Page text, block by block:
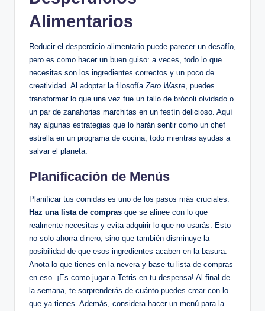
Alimentarios
Reducir el desperdicio alimentario puede parecer un desafío,
pero es como hacer un buen guiso: a veces, todo lo que
necesitas son los ingredientes correctos y un poco de
creatividad. Al adoptar la filosofíaZero Waste, puedes
transformar lo que una vez fue un tallo de brócoli olvidado o
un par de zanahorias marchitas en un festín delicioso. Aquí
hay algunas estrategias que lo harán sentir como un chef
estrella en un programa de cocina, todo mientras ayudas a
salvar el planeta.
Planificación de Menús
Planificar tus comidas es uno de los pasos más cruciales.
Haz una lista de compras que se alinee con lo que
realmente necesitas y evita adquirir lo que no usarás. Esto
no solo ahorra dinero, sino que también disminuye la
posibilidad de que esos ingredientes acaben en la basura.
Anota lo que tienes en la nevera y base tu lista de compras
en eso. ¡Es como jugar a Tetris en tu despensa! Al final de
la semana, te sorprenderás de cuánto puedes crear con lo
que ya tienes. Además, considera hacer un menú para la